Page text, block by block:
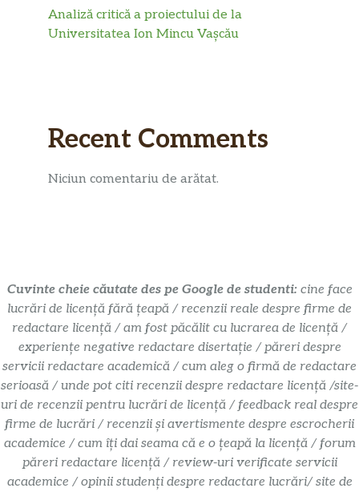
Analiză critică a proiectului de la
Universitatea Ion Mincu Vașcău
Recent Comments
Niciun comentariu de arătat.
Cuvinte cheie căutate des pe Google de studenti: cine face
lucrări de licență fără țeapă / recenzii reale despre firme de
redactare licență / am fost păcălit cu lucrarea de licență /
experiențe negative redactare disertație / păreri despre
servicii redactare academică / cum aleg o firmă de redactare
serioasă / unde pot citi recenzii despre redactare licență /site-
uri de recenzii pentru lucrări de licență / feedback real despre
firme de lucrări / recenzii și avertismente despre escrocherii
academice / cum îți dai seama că e o țeapă la licență / forum
păreri redactare licență / review-uri verificate servicii
academice / opinii studenți despre redactare lucrări/ site de